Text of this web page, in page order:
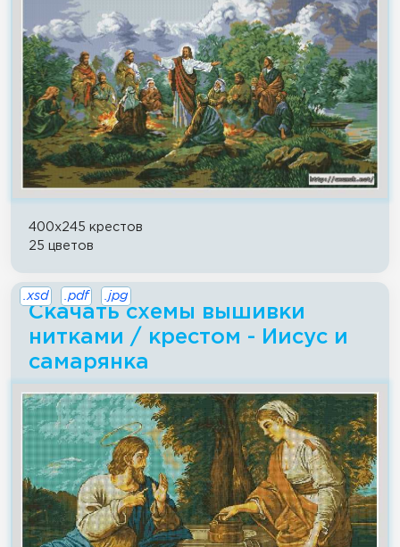
400x245 крестов
25 цветов
Скачать схемы вышивки
нитками / крестом - Иисус и
самарянка
.xsd .pdf .jpg